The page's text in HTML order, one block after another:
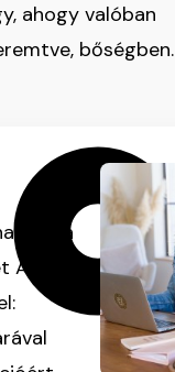
ahogy valóban
bőségben.
a